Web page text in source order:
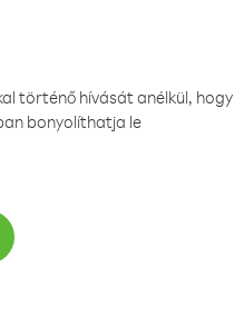
történő hívását anélkül, hogy
bonyolíthatja le